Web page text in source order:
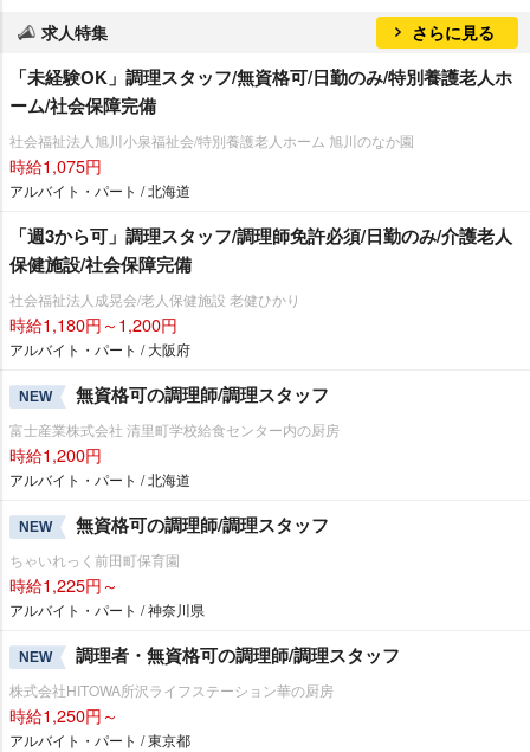
求人特集 さらに見る
「未経験OK」調理スタッフ/無資格可/日勤のみ/特別養護老人ホ
ーム/社会保障完備
社会福祉法人旭川小泉福祉会/特別養護老人ホーム 旭川のなか園
時給1,075円
アルバイト・パート / 北海道
「週3から可」調理スタッフ/調理師免許必須/日勤のみ/介護老人
保健施設/社会保障完備
社会福祉法人成晃会/老人保健施設 老健ひかり
時給1,180円～1,200円
アルバイト・パート / 大阪府
NEW 無資格可の調理師/調理スタッフ
富士産業株式会社 清里町学校給食センター内の厨房
時給1,200円
アルバイト・パート / 北海道
NEW 無資格可の調理師/調理スタッフ
ちゃいれっく前田町保育園
時給1,225円～
アルバイト・パート / 神奈川県
NEW 調理者・無資格可の調理師/調理スタッフ
株式会社HITOWA所沢ライフステーション華の厨房
時給1,250円～
アルバイト・パート / 東京都